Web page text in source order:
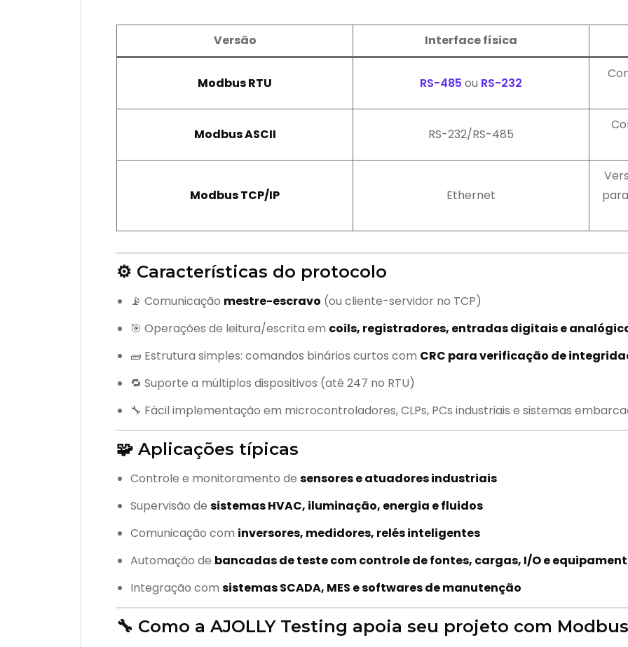
Versão Interface física
Modbus RTU RS-485 ou RS-232
Modbus ASCII RS-232/RS-485
Modbus TCP/IP Ethernet
⚙️ Características do protocolo
📡 Comunicação mestre-escravo (ou cliente-servidor no TCP)
🎯 Operações de leitura/escrita em coils, registradores, entradas digitais e
🧱 Estrutura simples: comandos binários curtos com CRC para verificação de
🔁 Suporte a múltiplos dispositivos (até 247 no RTU)
🔧 Fácil implementação em microcontroladores, CLPs, PCs industriais e sistemas
🧩 Aplicações típicas
Controle e monitoramento de sensores e atuadores industriais
Supervisão de sistemas HVAC, iluminação, energia e fluidos
Comunicação com inversores, medidores, relés inteligentes
Automação de bancadas de teste com controle de fontes, cargas, I/O e
Integração com sistemas SCADA, MES e softwares de manutenção
🔧 Como a AJOLLY Testing apoia seu projeto com Modbus